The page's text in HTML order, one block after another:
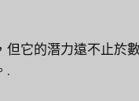
它的潛力遠不止於
.